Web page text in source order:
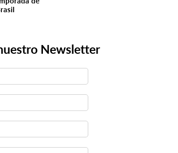
Newsletter